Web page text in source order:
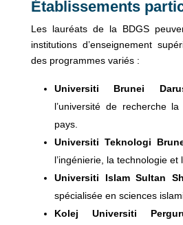
Établissements
Les lauréats de la BDGS
institutions d’enseignement
des programmes variés :
Universiti Brunei
l’université de recherche
pays.
Universiti Teknologi
l’ingénierie, la technologie et
Universiti Islam Sultan
spécialisée en sciences
Kolej Universiti